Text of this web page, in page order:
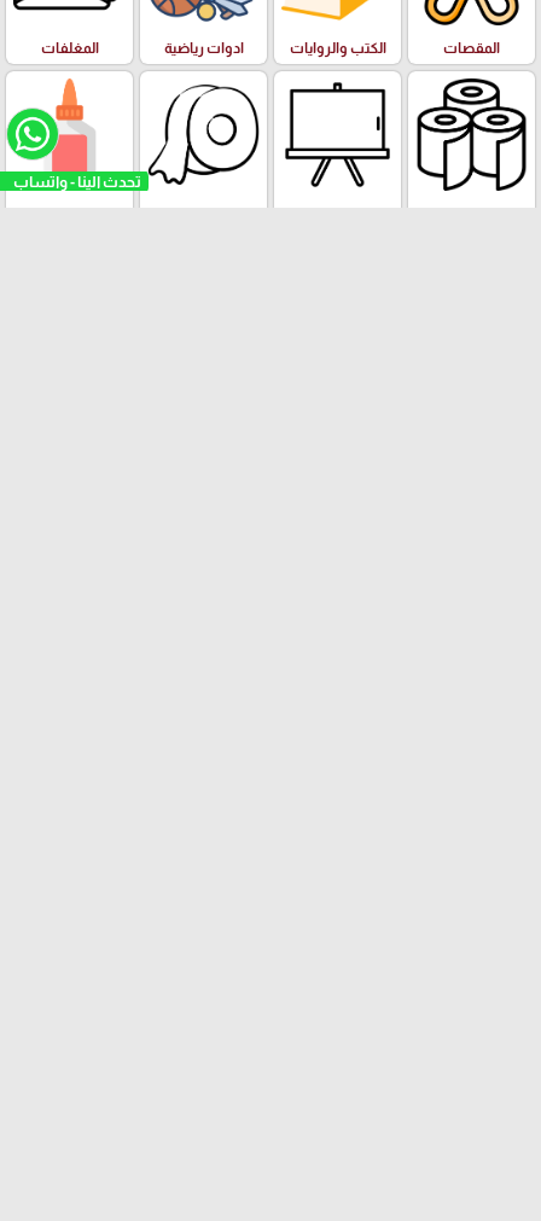
تحدث الينا - واتساب
المقصات الكتب والروايات ادوات رياضية المغلفات